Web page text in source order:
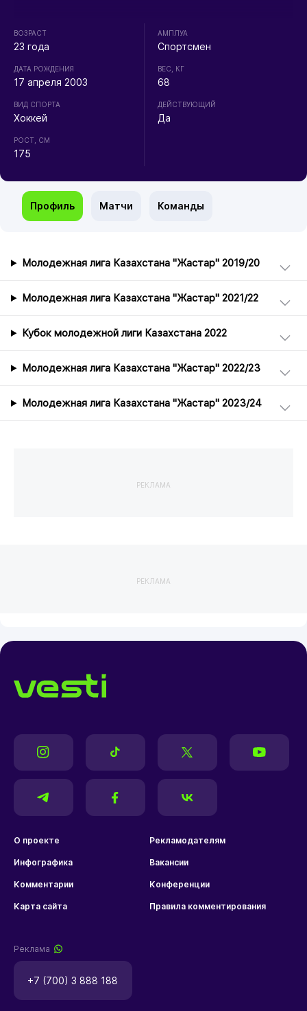
ВОЗРАСТ
23 года
ДАТА РОЖДЕНИЯ
17 апреля 2003
ВИД СПОРТА
Хоккей
РОСТ, СМ
175
АМПЛУА
Спортсмен
ВЕС, КГ
68
ДЕЙСТВУЮЩИЙ
Да
Профиль Матчи Команды
Молодежная лига Казахстана "Жастар" 2019/20
Молодежная лига Казахстана "Жастар" 2021/22
Кубок молодежной лиги Казахстана 2022
Молодежная лига Казахстана "Жастар" 2022/23
Молодежная лига Казахстана "Жастар" 2023/24
РЕКЛАМА
РЕКЛАМА
О проекте Рекламодателям
Инфографика Вакансии
Комментарии Конференции
Карта сайта Правила комментирования
Реклама
+7 (700) 3 888 188